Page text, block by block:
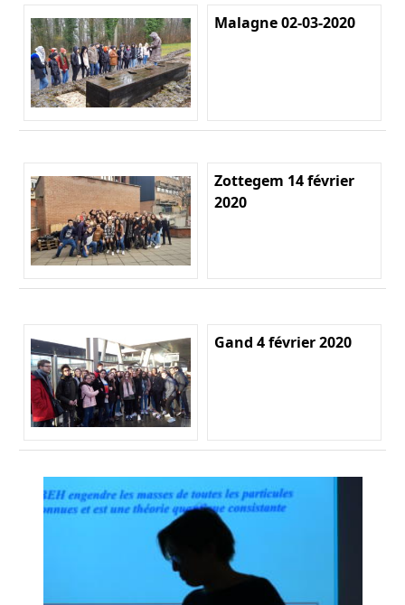
Malagne 02-03-2020
Zottegem 14 février
2020
Gand 4 février 2020